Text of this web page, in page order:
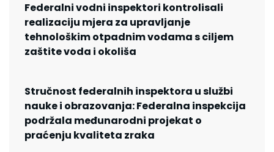
Federalni vodni inspektori kontrolisali
realizaciju mjera za upravljanje
tehnološkim otpadnim vodama s ciljem
zaštite voda i okoliša
Stručnost federalnih inspektora u službi
nauke i obrazovanja: Federalna inspekcija
podržala međunarodni projekat o
praćenju kvaliteta zraka